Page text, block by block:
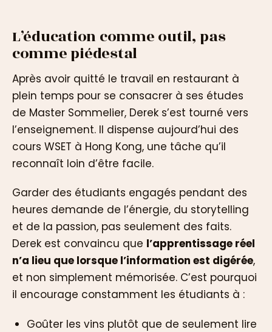
L’éducation comme outil, pas
comme piédestal
Après avoir quitté le travail en restaurant à
plein temps pour se consacrer à ses études
de Master Sommelier, Derek s’est tourné vers
l’enseignement. Il dispense aujourd’hui des
cours WSET à Hong Kong, une tâche qu’il
reconnaît loin d’être facile.
Garder des étudiants engagés pendant des
heures demande de l’énergie, du storytelling
et de la passion, pas seulement des faits.
Derek est convaincu que l’apprentissage réel
n’a lieu que lorsque l’information est digérée,
et non simplement mémorisée. C’est pourquoi
il encourage constamment les étudiants à :
Goûter les vins plutôt que de seulement lire